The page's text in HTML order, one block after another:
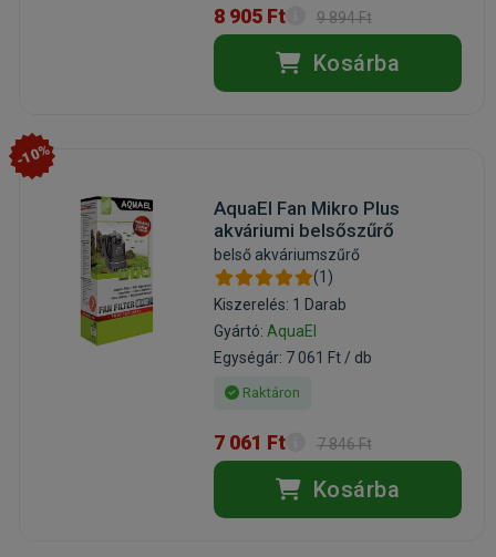
8 905 Ft 9 894 Ft
Kosárba
-10%
AquaEl Fan Mikro Plus
akváriumi belsőszűrő
belső akváriumszűrő
(1)
Kiszerelés: 1 Darab
Gyártó: AquaEl
Egységár: 7 061 Ft / db
Raktáron
7 061 Ft 7 846 Ft
Kosárba